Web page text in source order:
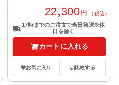
22,300円 （税込）
17時までのご注文で当日発送※休
日を除く
カートに入れる
お気に入り 比較する